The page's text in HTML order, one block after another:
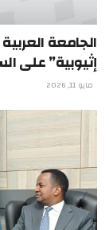
الجامعة
إثيوبية” على
مايو 11, 2026